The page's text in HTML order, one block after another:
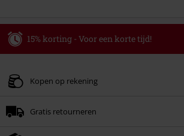
15% korting - Voor een korte tijd!
Geldig t/m 09-08-2026
Zodra je de code hebt ingevoerd, wordt de korting
Kopen op rekening
Gratis retourneren